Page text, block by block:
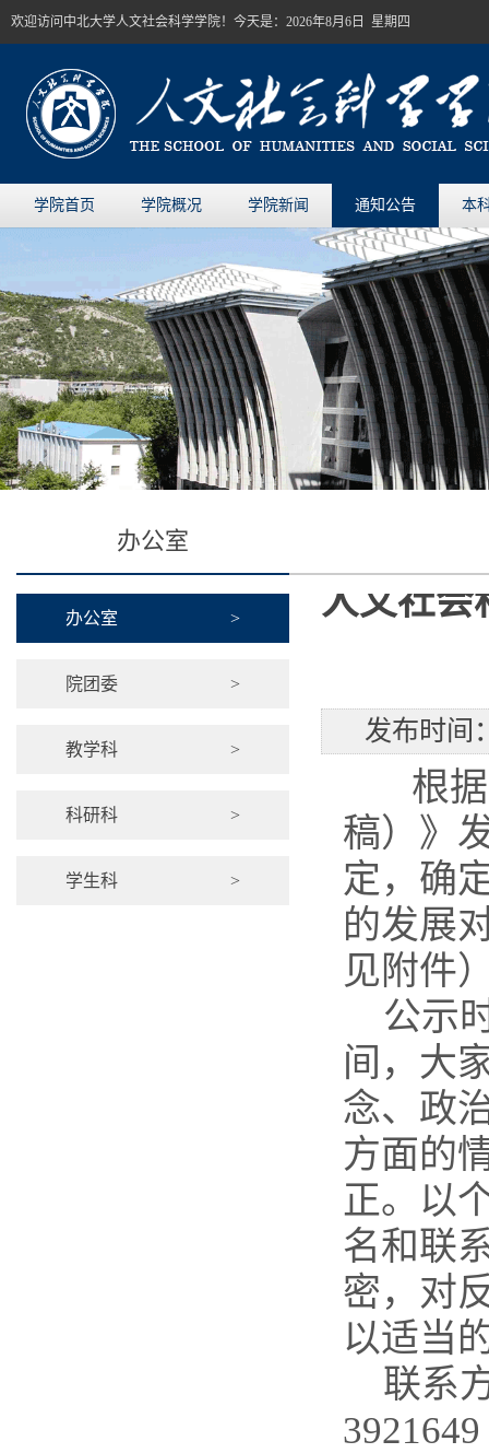
欢迎访问中北大学人文社会科学学院！今天是： 2026年8月6日 星期四
学院首页 学院概况 学院新闻 通知公告 本
办公室
办公室 >
院团委 >
教学科 >
科研科 >
学生科 >
人文社会
发布时
根据
稿）》
定，确
的发展
见附件
公示
间，大
念、政
方面的
正。以
名和联
密，对
以适当
联系
3921649